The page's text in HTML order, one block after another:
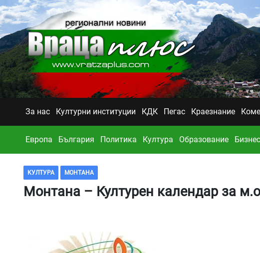
За нас Културни институции КДК Пегас Краезнание
Европа България Политика Култура Образование Бизнес
КУЛТУРА МОНТАНА
Монтана – Културен календар за